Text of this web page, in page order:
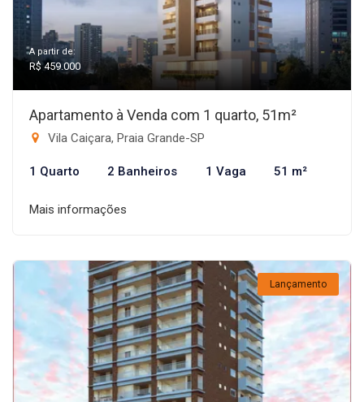
A partir de:
R$ 459.000
Apartamento à Venda com 1 quarto, 51m²
Vila Caiçara, Praia Grande-SP
1 Quarto 2 Banheiros 1 Vaga 51 m²
Mais informações
Lançamento